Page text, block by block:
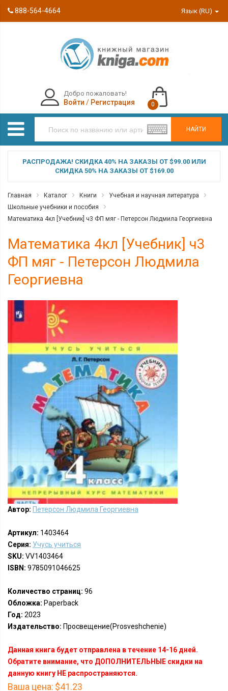
888-564-4664 Язык (RU)
НАЙТИ
Добро пожаловать!
Войти / Регистрация 0
РАСПРОДАЖА! СКИДКА 40% НА ЗАКАЗЫ ОТ $99.00 ИЛИ
СКИДКА 50% НА ЗАКАЗЫ ОТ $169.00
Главная Каталог Книги
Учебная и научная литература
Школьные учебники и пособия
Математика 4кл [Учебник] ч3 ФП мяг - Петерсон Людмила Георгиевна
Математика 4кл [Учебник] ч3
ФП мяг - Петерсон Людмила
Георгиевна
Автор: Петерсон Людмила Георгиевна
Артикул: 1403464
Серия: Учусь учиться
SKU: VV1403464
ISBN: 9785091046625
Количество страниц: 96
Обложка: Paperback
Год: 2023
Издательство: Просвещение(Prosveshchenie)
Данная книга будет отправлена в течение 14-16 дней.
Обратите внимание, что ДОПОЛНИТЕЛЬНЫЕ скидки на
данную книгу НЕ распространяются.
Ваша цена: $41.23